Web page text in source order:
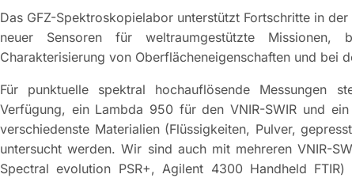
Das GFZ-Spektroskopielabor unterstützt Fortschritte in
neuer Sensoren für weltraumgestützte
Charakterisierung von Oberflächeneigenschaften und bei
Für punktuelle spektral hochauflösende Messungen
Verfügung, ein Lambda 950 für den VNIR-SWIR und
verschiedenste Materialien (Flüssigkeiten, Pulver,
untersucht werden. Wir sind auch mit mehreren VNIR-
Spectral evolution PSR+, Agilent 4300 Handheld